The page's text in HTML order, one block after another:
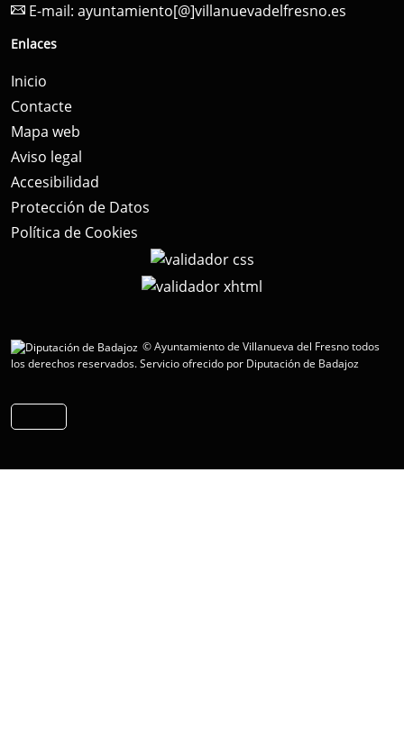
E-mail: ayuntamiento[@]villanuevadelfresno.es
Enlaces
Inicio
Contacte
Mapa web
Aviso legal
Accesibilidad
Protección de Datos
Política de Cookies
© Ayuntamiento de Villanueva del Fresno todos
los derechos reservados.Servicio ofrecido por Diputación de Badajoz